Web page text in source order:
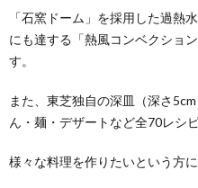
「石窯ドーム」を採用した過
にも達する「熱風コンベクショ
す。
また、東芝独自の深皿（深さ
ん・麺・デザートなど全70レシ
様々な料理を作りたいという方